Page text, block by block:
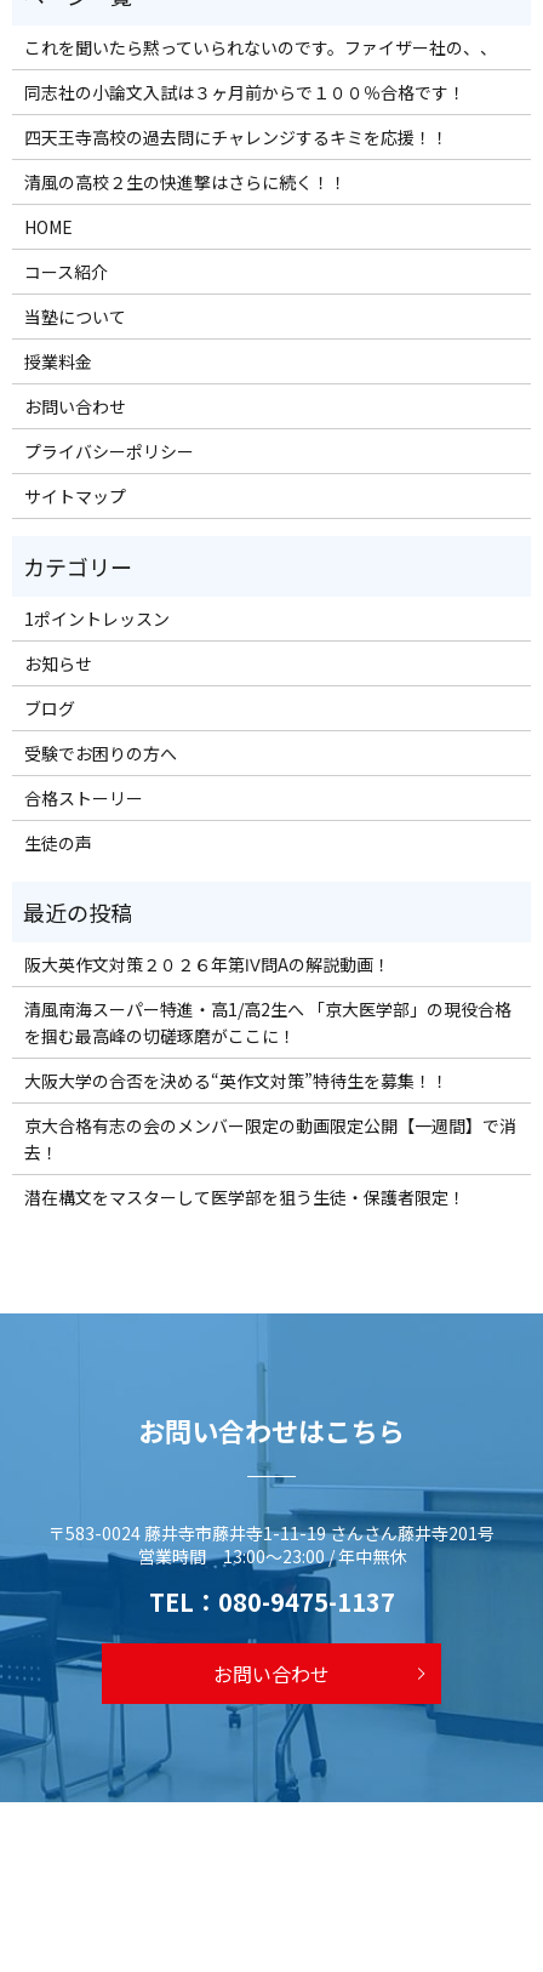
これを聞いたら黙っていられないのです。ファイザー社の、、
同志社の小論文入試は３ヶ月前からで１００％合格です！
四天王寺高校の過去問にチャレンジするキミを応援！！
清風の高校２生の快進撃はさらに続く！！
HOME
コース紹介
当塾について
授業料金
お問い合わせ
プライバシーポリシー
サイトマップ
1ポイントレッスン
お知らせ
ブログ
受験でお困りの方へ
合格ストーリー
生徒の声
阪大英作文対策２０２６年第Ⅳ問Aの解説動画！
清風南海スーパー特進・高1/高2生へ 「京大医学部」の現役合格
を掴む最高峰の切磋琢磨がここに！
大阪大学の合否を決める“英作文対策”特待生を募集！！
京大合格有志の会のメンバー限定の動画限定公開【一週間】で消
去！
潜在構文をマスターして医学部を狙う生徒・保護者限定！
お問い合わせはこちら
〒583-0024 藤井寺市藤井寺1-11-19 さんさん藤井寺201号
営業時間 13:00～23:00 / 年中無休
TEL： 080-9475-1137
お問い合わせ